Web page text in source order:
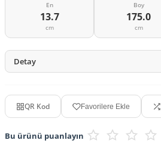
En
13.7
cm
Boy
175.0
cm
Detay
QR Kod Favorilere Ekle
Bu ürünü puanlayın